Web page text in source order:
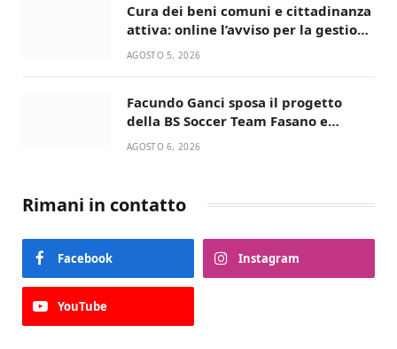
Cura dei beni comuni e cittadinanza
attiva: online l’avviso per la gestione
condivisa della Villetta di Laureto
AGOSTO 5, 2026
Facundo Ganci sposa il progetto
della BS Soccer Team Fasano e
ritorna in campo
AGOSTO 6, 2026
Rimani in contatto
Facebook Instagram
YouTube